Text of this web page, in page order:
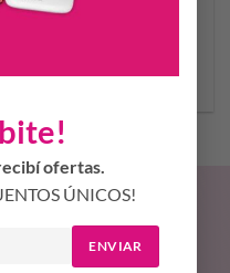
ofertas.
ÚNICOS!
ENVIAR
$
AÑADIR AL CARRITO